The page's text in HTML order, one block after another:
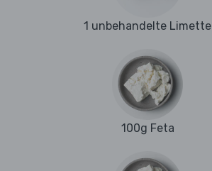
1 unbehandelte Limette
100g Feta